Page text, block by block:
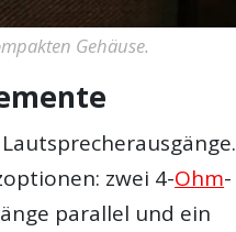
Gehäuse.
zwei 4-Ohm-
parallel und ein